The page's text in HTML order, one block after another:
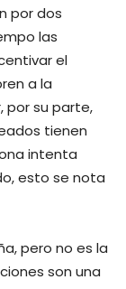
por dos
las
el
a la
por su parte,
tienen
intenta
esto se nota
pero no es la
son una